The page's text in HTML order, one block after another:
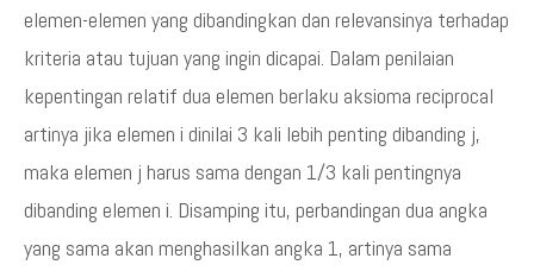
elemen-elemen yang dibandingkan dan relevansinya terhadap
kriteria atau tujuan yang ingin dicapai. Dalam penilaian
kepentingan relatif dua elemen berlaku aksioma reciprocal
artinya jika elemen i dinilai 3 kali lebih penting dibanding j,
maka elemen j harus sama dengan 1/3 kali pentingnya
dibanding elemen i. Disamping itu, perbandingan dua angka
yang sama akan menghasilkan angka 1, artinya sama